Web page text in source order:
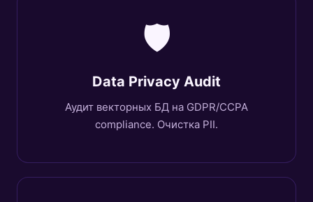
🛡️
Data Privacy Audit
Аудит векторных БД на GDPR/CCPA
compliance. Очистка PII.